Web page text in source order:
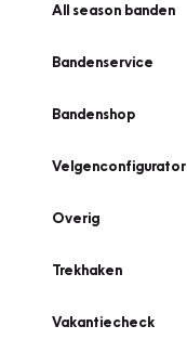
All season banden
Bandenservice
Bandenshop
Velgenconfigurator
Overig
Trekhaken
Vakantiecheck